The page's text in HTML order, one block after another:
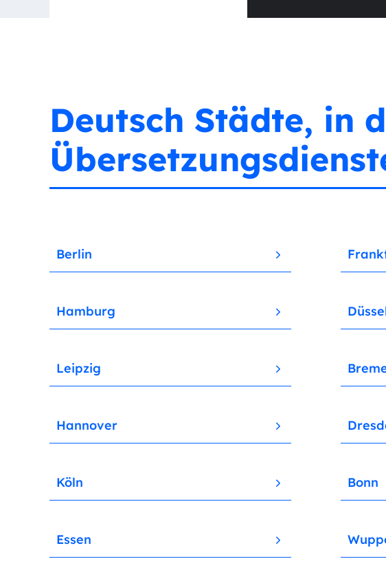
Deutsch Städte, in
Berlin
Hamburg
Leipzig
Hannover
Köln Bonn
Essen